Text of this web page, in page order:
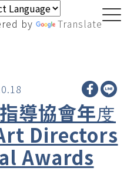
by Translate
導協會年度
Directors
Awards